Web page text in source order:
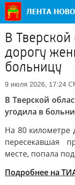
В Тверской
дорогу
больницу
9 июля 2026, 17:24
В Тверской
угодила в
На 80 километре
пересекавшая
месте, попала
Подробнее на